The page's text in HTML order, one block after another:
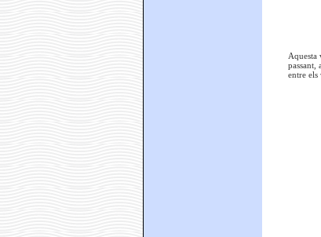
Aquesta
passant,
entre els